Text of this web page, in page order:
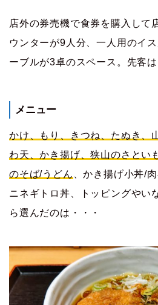
店外の券売機で食券を購入して
ウンターが9人分、一人用のイ
ーブルが3卓のスペース。先客は
メニュー
かけ、もり、きつね、たぬき、
わ天、かき揚げ、狭山のさとい
のそば/うどん 、かき揚げ小丼/
ニネギトロ丼、トッピングやい
ら選んだのは・・・